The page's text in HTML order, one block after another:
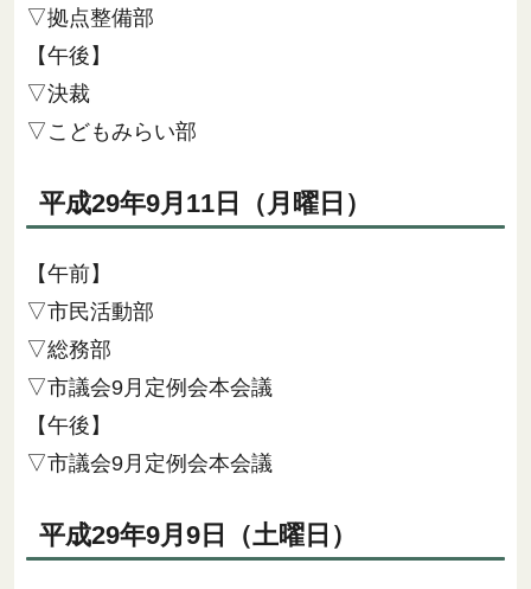
▽拠点整備部
【午後】
▽決裁
▽こどもみらい部
平成29年9月11日（月曜日）
【午前】
▽市民活動部
▽総務部
▽市議会9月定例会本会議
【午後】
▽市議会9月定例会本会議
平成29年9月9日（土曜日）